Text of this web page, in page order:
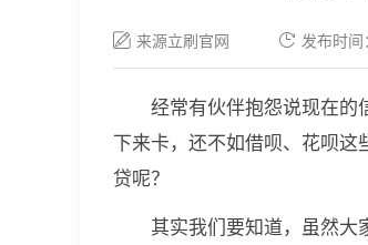
来源立刷官网 发布时
经常有伙伴抱怨说现在的
下来卡，还不如借呗、花呗这
贷呢？
其实我们要知道，虽然大